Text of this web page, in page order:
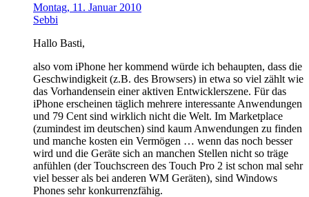
Montag, 11. Januar 2010
Sebbi
Hallo Basti,
also vom iPhone her kommend würde ich behaupten, dass die
Geschwindigkeit (z.B. des Browsers) in etwa so viel zählt wie
das Vorhandensein einer aktiven Entwicklerszene. Für das
iPhone erscheinen täglich mehrere interessante Anwendungen
und 79 Cent sind wirklich nicht die Welt. Im Marketplace
(zumindest im deutschen) sind kaum Anwendungen zu finden
und manche kosten ein Vermögen … wenn das noch besser
wird und die Geräte sich an manchen Stellen nicht so träge
anfühlen (der Touchscreen des Touch Pro 2 ist schon mal sehr
viel besser als bei anderen WM Geräten), sind Windows
Phones sehr konkurrenzfähig.